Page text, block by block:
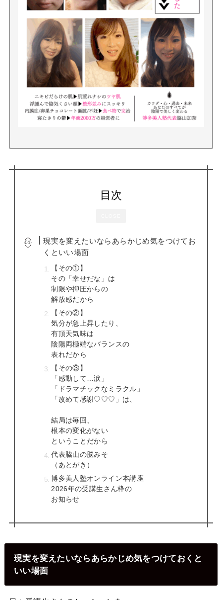
目次
現実を変えたいならあらかじめ気をつけてお
くといい場面
【その①】
その「幸せだな」は
制限や抑圧からの
解放感だから
【その②】
気分が急上昇したり、
有頂天気味は
陰陽両極端なバランスの
表れだから
【その③】
「感動して…涙」
「ドラマチックなミラクル」
「改めて感謝♡♡♡」は、
結局は毎回、
根本の変化がない
ということだから
代表脇山の脳みそ
（あとがき）
博多美人塾オンライン本講座
2026年の受講生さん枠の
お知らせ
現実を変えたいならあらかじめ気をつけておくと
いい場面